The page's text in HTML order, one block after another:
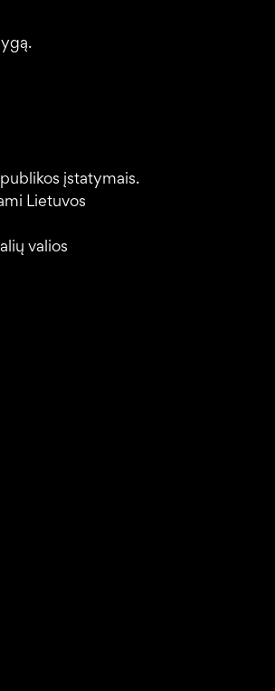
įstatymais.
Lietuvos
valios